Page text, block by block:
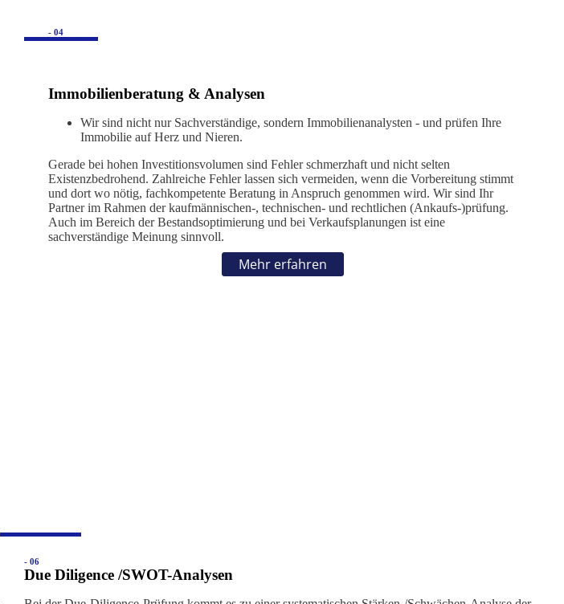
- 04
Immobilienberatung & Analysen
Wir sind nicht nur Sachverständige, sondern Immobilienanalysten - und prüfen Ihre
Immobilie auf Herz und Nieren.
Gerade bei hohen Investitionsvolumen sind Fehler schmerzhaft und nicht selten
Existenzbedrohend. Zahlreiche Fehler lassen sich vermeiden, wenn die Vorbereitung stimmt
und dort wo nötig, fachkompetente Beratung in Anspruch genommen wird. Wir sind Ihr
Partner im Rahmen der kaufmännischen-, technischen- und rechtlichen (Ankaufs-)prüfung.
Auch im Bereich der Bestandsoptimierung und bei Verkaufsplanungen ist eine
sachverständige Meinung sinnvoll.
Mehr erfahren
- 06
Due Diligence /SWOT-Analysen